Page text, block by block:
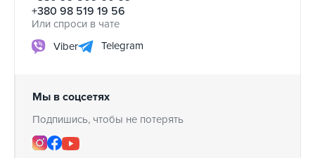
+380 98 519 19 56
Или спроси в чате
Viber
Telegram
Мы в соцсетях
Подпишись, чтобы не потерять